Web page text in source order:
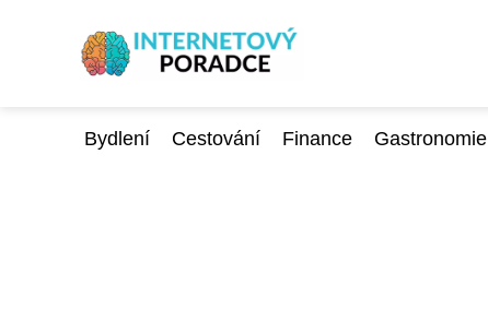
Bydlení Cestování Finance Gastronomie